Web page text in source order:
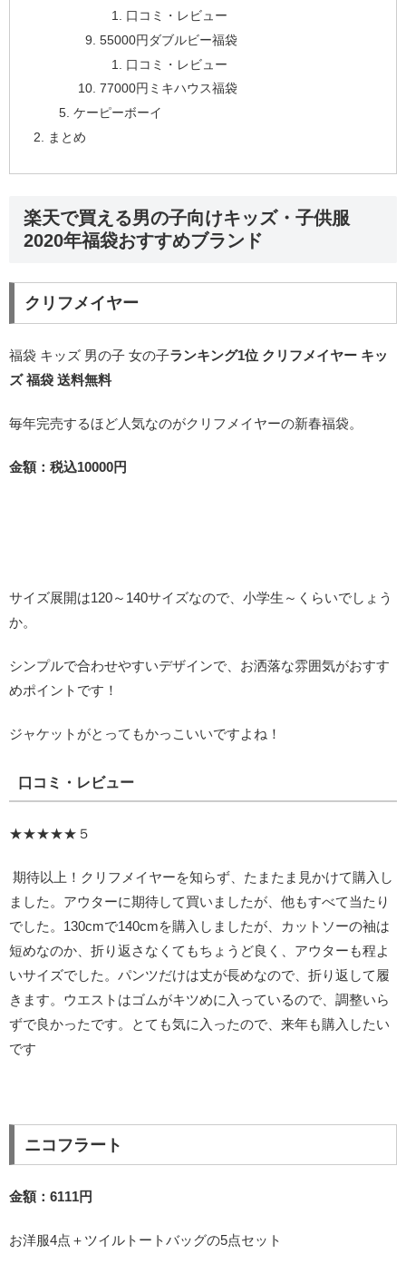
口コミ・レビュー
55000円ダブルビー福袋
口コミ・レビュー
77000円ミキハウス福袋
ケーピーボーイ
まとめ
楽天で買える男の子向けキッズ・子供服
2020年福袋おすすめブランド
クリフメイヤー
福袋 キッズ 男の子 女の子ランキング1位 クリフメイヤー キッ
ズ 福袋 送料無料
毎年完売するほど人気なのがクリフメイヤーの新春福袋。
金額： 税込10000円
サイズ展開は120～140サイズなので、小学生～くらいでしょう
か。
シンプルで合わせやすいデザインで、お洒落な雰囲気がおすす
めポイントです！
ジャケットがとってもかっこいいですよね！
口コミ・レビュー
★★★★★５
期待以上！クリフメイヤーを知らず、たまたま見かけて購入し
ました。アウターに期待して買いましたが、他もすべて当たり
でした。130cmで140cmを購入しましたが、カットソーの袖は
短めなのか、折り返さなくてもちょうど良く、アウターも程よ
いサイズでした。パンツだけは丈が長めなので、折り返して履
きます。ウエストはゴムがキツめに入っているので、調整いら
ずで良かったです。とても気に入ったので、来年も購入したい
です
ニコフラート
金額：6111円
お洋服4点＋ツイルトートバッグの5点セット